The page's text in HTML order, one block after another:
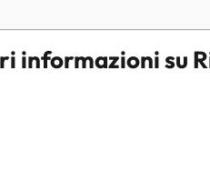
informazioni su